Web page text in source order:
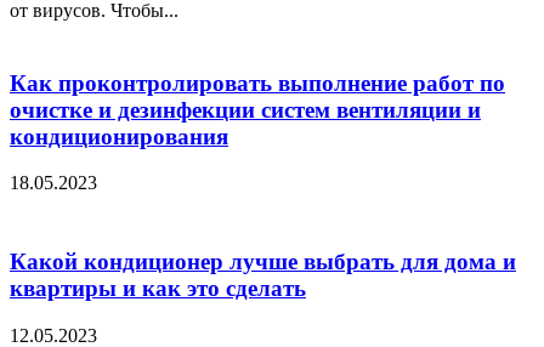
от вирусов. Чтобы...
Как проконтролировать выполнение работ по
очистке и дезинфекции систем вентиляции и
кондиционирования
18.05.2023
Какой кондиционер лучше выбрать для дома и
квартиры и как это сделать
12.05.2023